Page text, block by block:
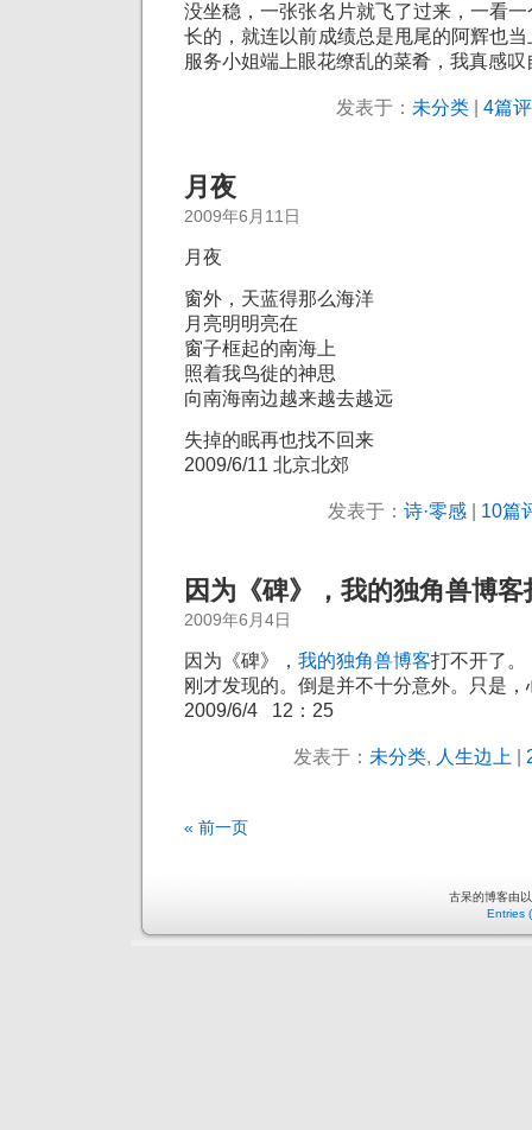
没坐稳，一张张名片就飞了过来，一看
长的，就连以前成绩总是甩尾的阿辉也
服务小姐端上眼花缭乱的菜肴，我真感
发表于： 未分类 4篇
月夜
2009年6月11日
月夜
窗外，天蓝得那么海洋
月亮明明亮在
窗子框起的南海上
照着我鸟徙的神思
向南海南边越来越去越远
失掉的眠再也找不回来
2009/6/11 北京北郊
发表于： 诗·零感 10篇
因为《碑》，我的独角兽博
2009年6月4日
因为《碑》， 我的独角兽博客打不开了。
刚才发现的。倒是并不十分意外。只是
2009/6/4 12：25
发表于： 未分类, 人生边上
« 前一页
古呆的博客由
Entries